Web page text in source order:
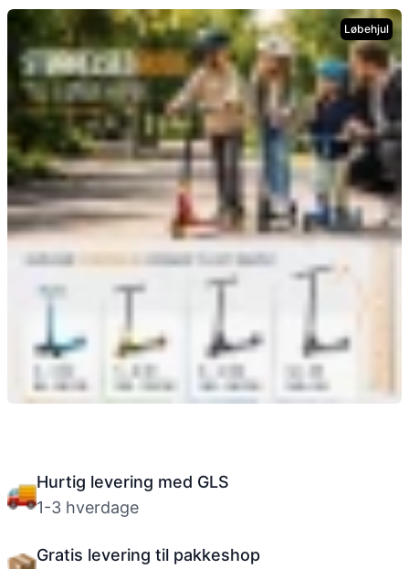
Guide til køb af trick løbehjul Løbehjul
Hurtig levering med GLS
1-3 hverdage
Gratis levering til pakkeshop